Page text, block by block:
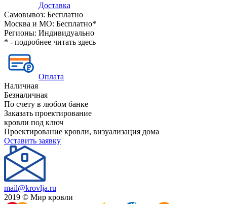
Доставка
Самовывоз: Бесплатно
Москва и МО: Бесплатно*
Регионы: Индивидуально
* - подробнее читать здесь
Оплата
Наличная
Безналичная
По счету в любом банке
Заказать проектирование
кровли под ключ
Проектирование кровли, визуализация дома
Оставить заявку
mail@krovlja.ru
2019 © Мир кровли